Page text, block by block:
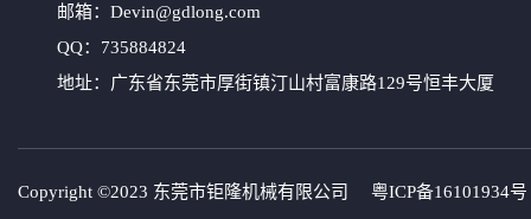
邮箱：Devin@gdlong.com
QQ：735884824
地址：广东省东莞市厚街镇汀山村富康路129号恒丰大厦
Copyright ©2023 东莞市钜隆机械有限公司 粤ICP备16101934号